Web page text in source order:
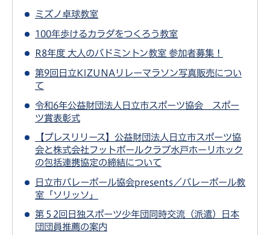
ミズノ卓球教室
100年歩けるカラダをつくろう教室
R8年度 大人のバドミントン教室 参加者募集！
第9回日立KIZUNAリレーマラソン写真販売につい
て
令和6年公益財団法人日立市スポーツ協会 スポー
ツ賞表彰式
【プレスリリース】公益財団法人日立市スポーツ協
会と株式会社フットボールクラブ水戸ホーリホック
の包括連携協定の締結について
日立市バレーボール協会presents／バレーボール教
室「ソリッソ」
第５2回日独スポーツ少年団同時交流（派遣）日本
団団員推薦の案内